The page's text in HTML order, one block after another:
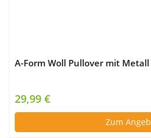
A-Form Woll Pullover mit
29,99 €
Zum